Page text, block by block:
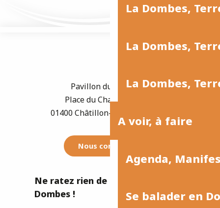
La Dombes,
La Dombes,
La Dombes,
A voir, à faire
Agenda,
Se balader en
Pavillon du Tourisme
Place du Champ de Foire
01400 Châtillon-sur-Chalaronne
Nous contacter
Ne ratez rien de l'actualité de la
Dombes !